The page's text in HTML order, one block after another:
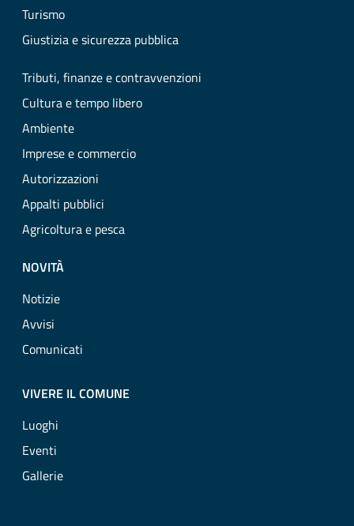
Turismo
Giustizia e sicurezza pubblica
Tributi, finanze e contravvenzioni
Cultura e tempo libero
Ambiente
Imprese e commercio
Autorizzazioni
Appalti pubblici
Agricoltura e pesca
NOVITÀ
Notizie
Avvisi
Comunicati
VIVERE IL COMUNE
Luoghi
Eventi
Gallerie